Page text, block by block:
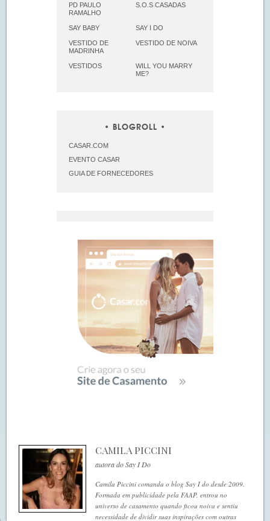
PD PAULO
RAMALHO
S.O.S CASADAS
SAY BABY SAY I DO
VESTIDO DE
MADRINHA
VESTIDO DE NOIVA
VESTIDOS
WILL YOU MARRY
ME?
BLOGROLL
CASAR.COM
EVENTO CASAR
GUIA DE FORNECEDORES
CAMILA PICCINI
autora do Say I Do
Camila Piccini comanda o blog Say I do desde 2009.
Formada em publicidade pela FAAP, entrou no
universo de casamento quando ficou noiva e sentiu
necessidade de dividir suas inspirações com outras